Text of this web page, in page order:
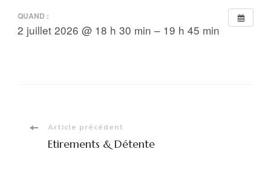
QUAND :
2 juillet 2026 @ 18 h 30 min – 19 h 45 min
Navigation
Article précédent
Etirements & Détente